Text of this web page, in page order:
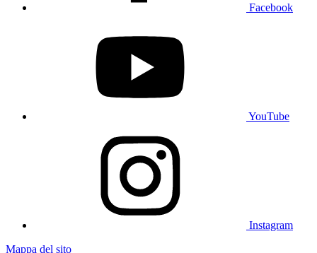
Facebook
YouTube
Instagram
Mappa del sito